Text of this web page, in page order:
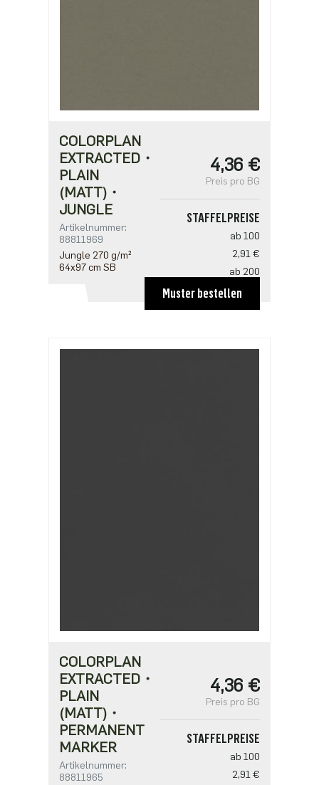
COLORPLAN
EXTRACTED・
PLAIN
(MATT)・
JUNGLE
Artikelnummer:
88811969
Jungle 270 g/m²
64x97 cm SB
4,36 €
Preis pro BG
STAFFELPREISE
ab 100
2,91 €
ab 200
2,81 €
ab 500
Muster bestellen
COLORPLAN
EXTRACTED・
PLAIN
(MATT)・
PERMANENT
MARKER
Artikelnummer:
88811965
4,36 €
Preis pro BG
STAFFELPREISE
ab 100
2,91 €